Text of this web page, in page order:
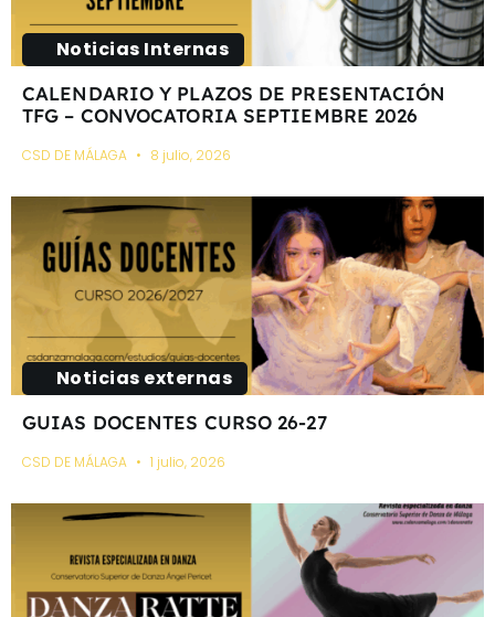
Noticias Internas
CALENDARIO Y PLAZOS DE PRESENTACIÓN
TFG – CONVOCATORIA SEPTIEMBRE 2026
CSD DE MÁLAGA 8 julio, 2026
Noticias externas
GUIAS DOCENTES CURSO 26-27
CSD DE MÁLAGA 1 julio, 2026